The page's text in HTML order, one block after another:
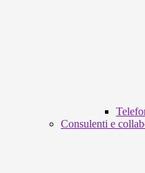
Consulenti e